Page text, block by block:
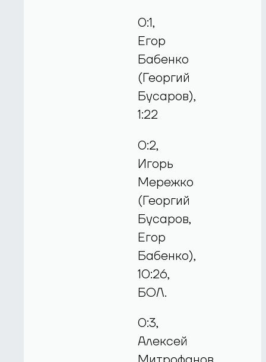
0:1,
Егор
Бабенко
(Георгий
Бусаров),
1:22
0:2,
Игорь
Мережко
(Георгий
Бусаров,
Егор
Бабенко),
10:26,
БОЛ.
0:3,
Алексей